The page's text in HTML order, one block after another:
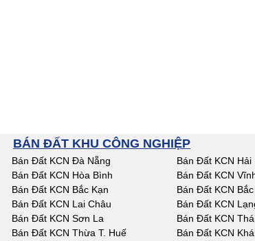
BÁN ĐẤT KHU CÔNG NGHIỆP
Bán Đất KCN Đà Nẵng Bán Đất KCN Hải
Bán Đất KCN Hòa Bình Bán Đất KCN
Bán Đất KCN Bắc Kạn Bán Đất KCN
Bán Đất KCN Lai Châu Bán Đất KCN
Bán Đất KCN Sơn La Bán Đất KCN
Bán Đất KCN Thừa T. Huế Bán Đất KCN